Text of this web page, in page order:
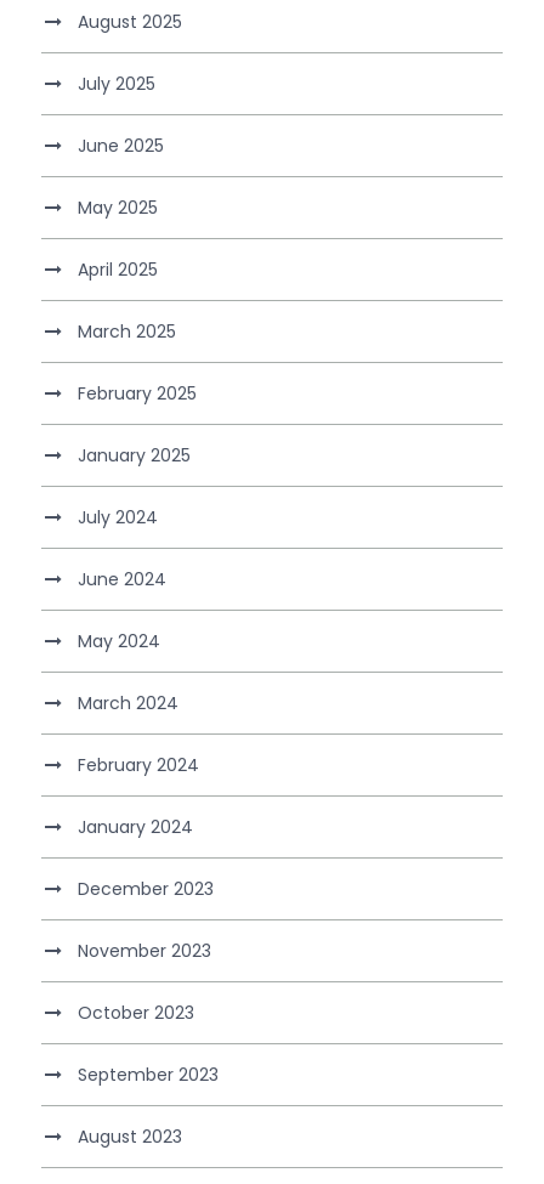
August 2025
July 2025
June 2025
May 2025
April 2025
March 2025
February 2025
January 2025
July 2024
June 2024
May 2024
March 2024
February 2024
January 2024
December 2023
November 2023
October 2023
September 2023
August 2023